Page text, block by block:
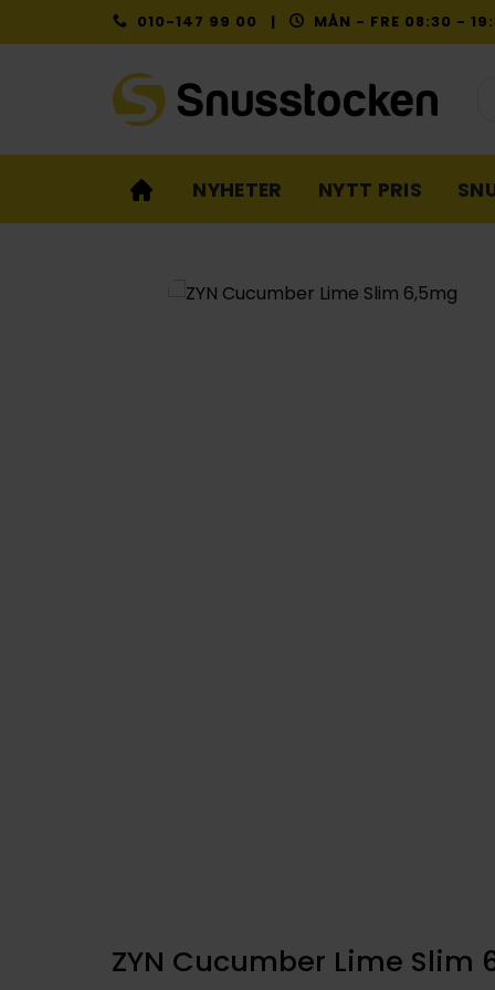
to
010-147 99 00 | MÅN - FRE 08:30 -
NYHETER NYTT PRIS
ZYN Cucumber Lime Slim